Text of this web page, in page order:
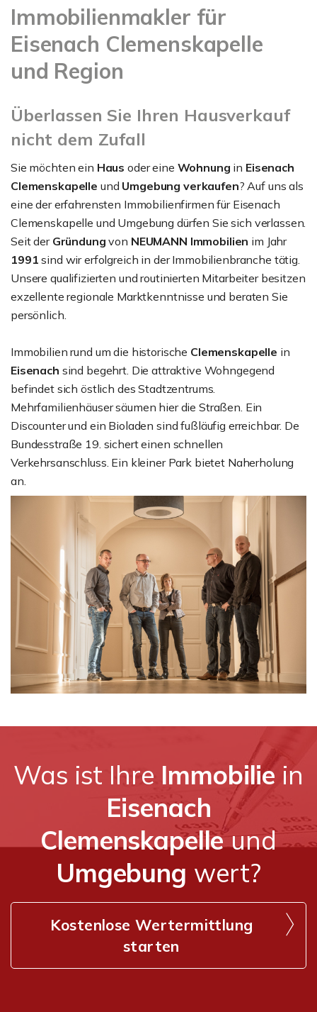
Immobilienmakler für
Eisenach Clemenskapelle
und Region
Überlassen Sie Ihren Hausverkauf
nicht dem Zufall
Sie möchten ein Haus oder eine Wohnung in Eisenach
Clemenskapelle und Umgebung verkaufen? Auf uns als
eine der erfahrensten Immobilienfirmen für Eisenach
Clemenskapelle und Umgebung dürfen Sie sich verlassen.
Seit der Gründungvon NEUMANN Immobilien im Jahr
1991 sind wir erfolgreich in der Immobilienbranche tätig.
Unsere qualifizierten und routinierten Mitarbeiter besitzen
exzellente regionale Marktkenntnisse und beraten Sie
persönlich.
Immobilien rund um die historische Clemenskapelle in
Eisenach sind begehrt. Die attraktive Wohngegend
befindet sich östlich des Stadtzentrums.
Mehrfamilienhäuser säumen hier die Straßen. Ein
Discounter und ein Bioladen sind fußläufig erreichbar. De
Bundesstraße 19. sichert einen schnellen
Verkehrsanschluss. Ein kleiner Park bietet Naherholung
an.
Was ist Ihre Immobilie in
Eisenach
Clemenskapelleund
Umgebung wert?
Kostenlose Wertermittlung
starten